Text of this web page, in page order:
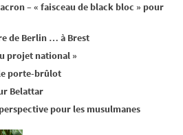
– « faisceau de black bloc » pour
de Berlin … à Brest
projet national »
porte-brûlot
Belattar
pour les musulmanes